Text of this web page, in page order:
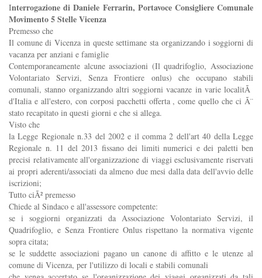
Interrogazione di Daniele Ferrarin, Portavoce Consigliere Comunale
Movimento 5 Stelle Vicenza
Premesso che
Il comune di Vicenza in queste settimane sta organizzando i soggiorni di
vacanza per anziani e famiglie
Contemporaneamente alcune associazioni (Il quadrifoglio, Associazione
Volontariato Servizi, Senza Frontiere onlus) che occupano stabili
comunali, stanno organizzando altri soggiorni vacanze in varie localitÃ
d'Italia e all'estero, con corposi pacchetti offerta , come quello che ci Ã¨
stato recapitato in questi giorni e che si allega.
Visto che
la Legge Regionale n.33 del 2002 e il comma 2 dell'art 40 della Legge
Regionale n. 11 del 2013 fissano dei limiti numerici e dei paletti ben
precisi relativamente all'organizzazione di viaggi esclusivamente riservati
ai propri aderenti/associati da almeno due mesi dalla data dell'avvio delle
iscrizioni;
Tutto ciÃ² premesso
Chiede al Sindaco e all'assessore competente:
se i soggiorni organizzati da Associazione Volontariato Servizi, il
Quadrifoglio, e Senza Frontiere Onlus rispettano la normativa vigente
sopra citata;
se le suddette associazioni pagano un canone di affitto e le utenze al
comune di Vicenza, per l'utilizzo di locali e stabili comunali